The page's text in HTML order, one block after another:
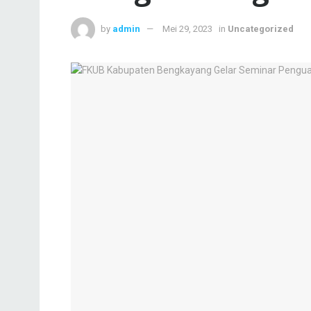
by admin Mei 29, 2023 in Uncategorized